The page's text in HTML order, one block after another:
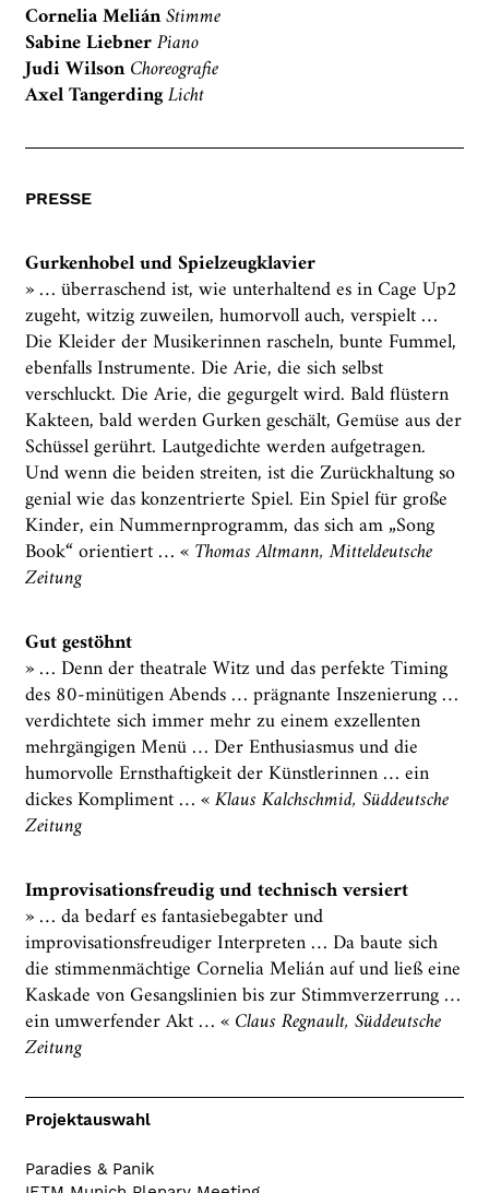
Cornelia MeliánStimme
Sabine LiebnerPiano
Judi WilsonChoreografie
Axel TangerdingLicht
PRESSE
Gurkenhobel und Spielzeugklavier
» … überraschend ist, wie unterhaltend es in Cage Up2
zugeht, witzig zuweilen, humorvoll auch, verspielt …
Die Kleider der Musikerinnen rascheln, bunte Fummel,
ebenfalls Instrumente. Die Arie, die sich selbst
verschluckt. Die Arie, die gegurgelt wird. Bald flüstern
Kakteen, bald werden Gurken geschält, Gemüse aus der
Schüssel gerührt. Lautgedichte werden aufgetragen.
Und wenn die beiden streiten, ist die Zurückhaltung so
genial wie das konzentrierte Spiel. Ein Spiel für große
Kinder, ein Nummernprogramm, das sich am „Song
Book“ orientiert … «Thomas Altmann, Mitteldeutsche
Zeitung
Gut gestöhnt
» … Denn der theatrale Witz und das perfekte Timing
des 80-minütigen Abends … prägnante Inszenierung …
verdichtete sich immer mehr zu einem exzellenten
mehrgängigen Menü … Der Enthusiasmus und die
humorvolle Ernsthaftigkeit der Künstlerinnen … ein
dickes Kompliment … «Klaus Kalchschmid, Süddeutsche
Zeitung
Improvisationsfreudig und technisch versiert
» … da bedarf es fantasiebegabter und
improvisationsfreudiger Interpreten … Da baute sich
die stimmenmächtige Cornelia Melián auf und ließ eine
Kaskade von Gesangslinien bis zur Stimmverzerrung …
ein umwerfender Akt … «Claus Regnault, Süddeutsche
Zeitung
Projektauswahl
Paradies & Panik